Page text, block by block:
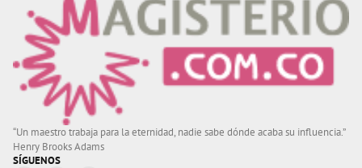
“Un maestro trabaja para la eternidad, nadie sabe dónde acaba su influencia.”
Henry Brooks Adams
SÍGUENOS